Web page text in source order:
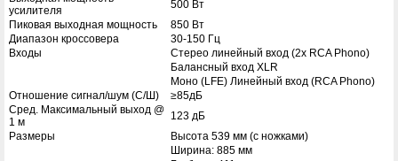
усилителя
500 Вт
Пиковая выходная мощность
850 Вт
Диапазон кроссовера
30-150 Гц
Входы
Стерео линейный вход (2x RCA Phono)
Балансный вход XLR
Моно (LFE) Линейный вход (RCA Phono)
Отношение сигнал/шум (С/Ш)
≥85дБ
Сред. Максимальный выход @
1 м
123 дБ
Размеры
Высота 539 мм (с ножками)
Ширина: 885 мм